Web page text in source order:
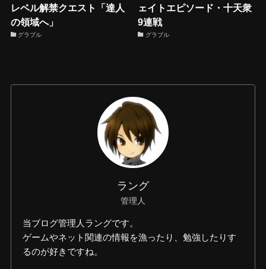
レベル解禁クエスト「達人
の領域へ」
グラブル
ェイトエピソード・十天衆
9連戦
グラブル
ラング
管理人
当ブログ管理人ラングです。
ゲームやネット関連の情報を漁ったり、勉強したりす
るのが好きですね。